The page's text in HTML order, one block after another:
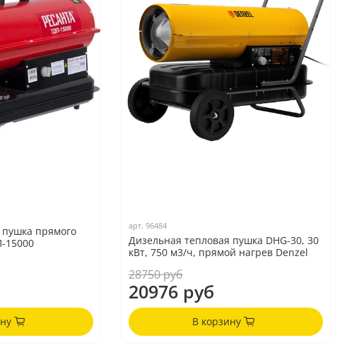
прямого
15000
арт. 96484
Дизельная тепловая пушка DHG-30, 30
кВт, 750 м3/ч, прямой нагрев Denzel
28750 руб
20976 руб
В корзину